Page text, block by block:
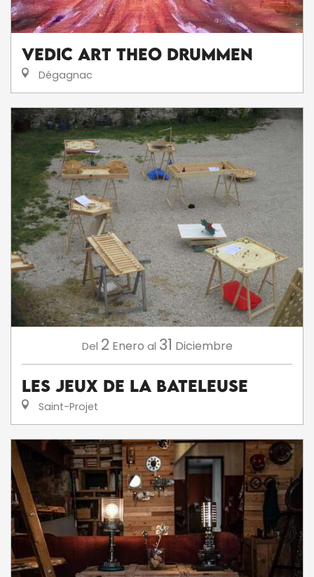
Vedic Art Theo Drummen
Dégagnac
Del 2 Enero al 31 Diciembre
Les Jeux de la Bateleuse
Saint-Projet